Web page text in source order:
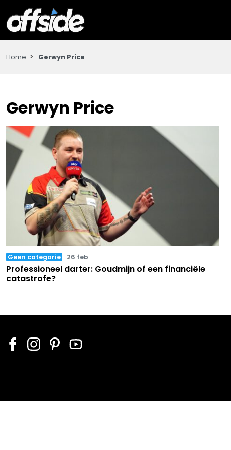
Home Gerwyn Price
Gerwyn Price
Geen categorie 26 feb
Professioneel darter: Goudmijn of een financiële
catastrofe?